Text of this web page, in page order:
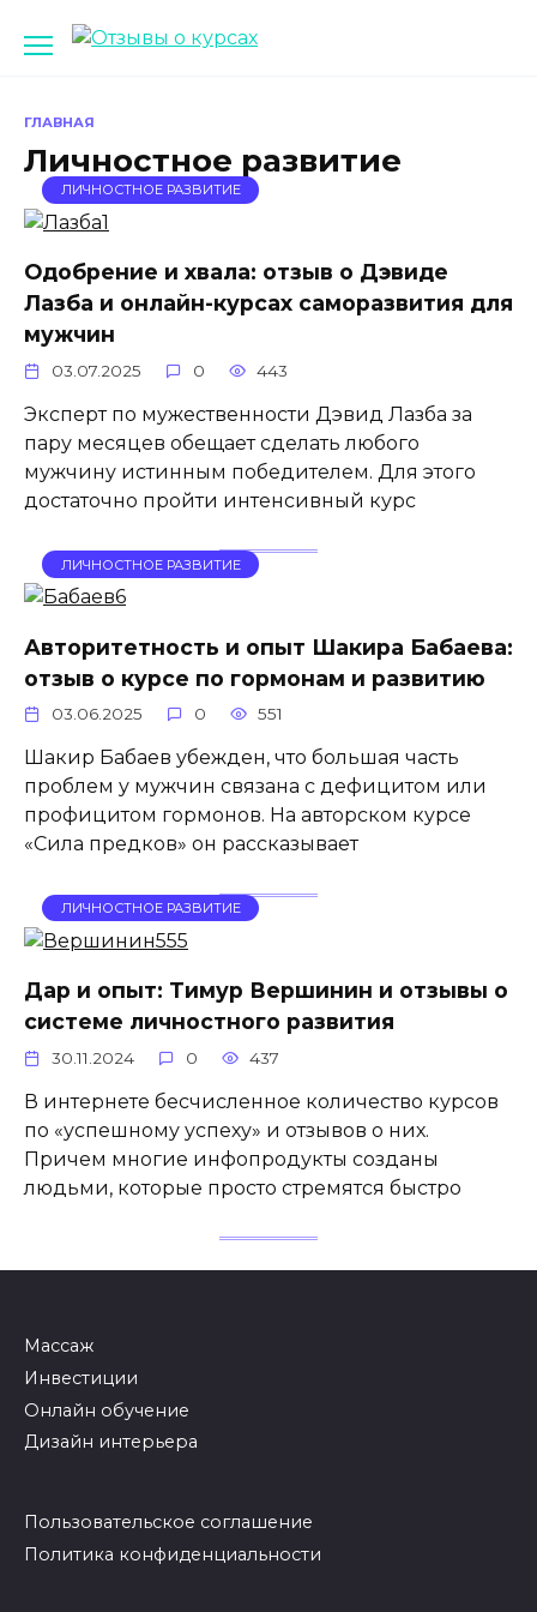
ГЛАВНАЯ
Личностное развитие
ЛИЧНОСТНОЕ РАЗВИТИЕ
Одобрение и хвала: отзыв о Дэвиде
Лазба и онлайн-курсах саморазвития для
мужчин
03.07.2025 0 443
Эксперт по мужественности Дэвид Лазба за
пару месяцев обещает сделать любого
мужчину истинным победителем. Для этого
достаточно пройти интенсивный курс
ЛИЧНОСТНОЕ РАЗВИТИЕ
Авторитетность и опыт Шакира Бабаева:
отзыв о курсе по гормонам и развитию
03.06.2025 0 551
Шакир Бабаев убежден, что большая часть
проблем у мужчин связана с дефицитом или
профицитом гормонов. На авторском курсе
«Сила предков» он рассказывает
ЛИЧНОСТНОЕ РАЗВИТИЕ
Дар и опыт: Тимур Вершинин и отзывы о
системе личностного развития
30.11.2024 0 437
В интернете бесчисленное количество курсов
по «успешному успеху» и отзывов о них.
Причем многие инфопродукты созданы
людьми, которые просто стремятся быстро
Массаж
Инвестиции
Онлайн обучение
Дизайн интерьера
Пользовательское соглашение
Политика конфиденциальности